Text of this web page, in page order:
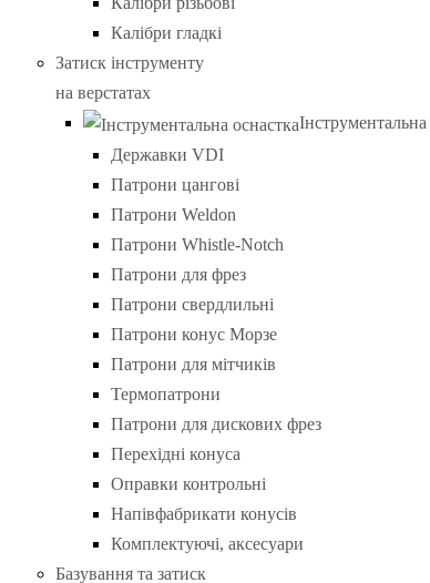
Калібри гладкі
Затиск інструменту
на верстатах
Інструментальна
Державки VDI
Патрони цангові
Патрони Weldon
Патрони Whistle-Notch
Патрони для фрез
Патрони свердлильні
Патрони конус Морзе
Патрони для мітчиків
Термопатрони
Патрони для дискових фрез
Перехідні конуса
Оправки контрольні
Напівфабрикати конусів
Комплектуючі, аксесуари
Базування та затиск